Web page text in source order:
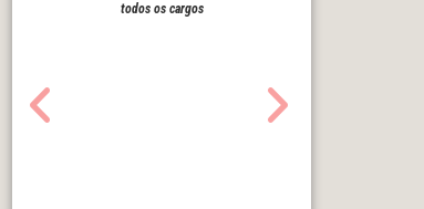
todos os cargos